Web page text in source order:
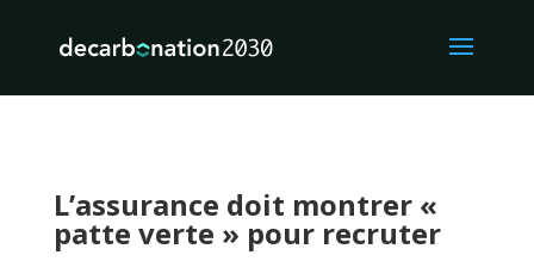
L’assurance doit montrer «
patte verte » pour recruter